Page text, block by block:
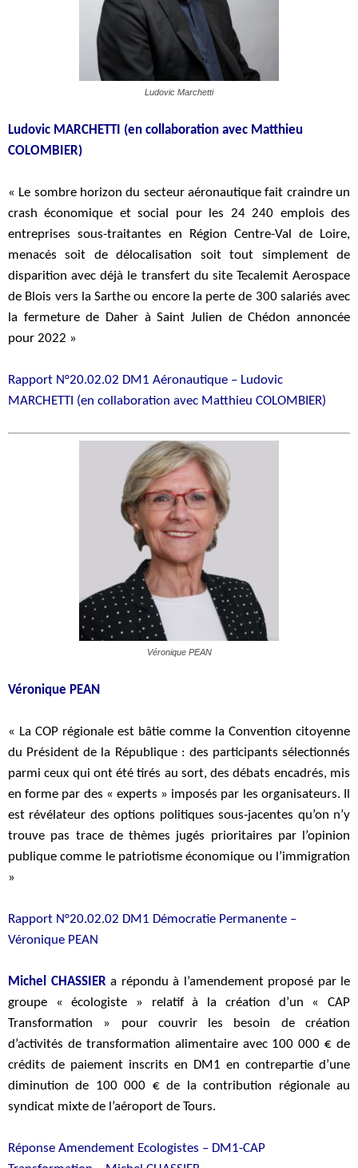
Ludovic Marchetti
Ludovic MARCHETTI (en collaboration avec Matthieu
COLOMBIER)
« Le sombre horizon du secteur aéronautique fait craindre un
crash économique et social pour les 24 240 emplois des
entreprises sous-traitantes en Région Centre-Val de Loire,
menacés soit de délocalisation soit tout simplement de
disparition avec déjà le transfert du site Tecalemit Aerospace
de Blois vers la Sarthe ou encore la perte de 300 salariés avec
la fermeture de Daher à Saint Julien de Chédon annoncée
pour 2022 »
Rapport N°20.02.02 DM1 Aéronautique – Ludovic
MARCHETTI (en collaboration avec Matthieu COLOMBIER)
Véronique PEAN
Véronique PEAN
« La COP régionale est bâtie comme la Convention citoyenne
du Président de la République : des participants sélectionnés
parmi ceux qui ont été tirés au sort, des débats encadrés, mis
en forme par des « experts » imposés par les organisateurs. Il
est révélateur des options politiques sous-jacentes qu’on n’y
trouve pas trace de thèmes jugés prioritaires par l’opinion
publique comme le patriotisme économique ou l’immigration
»
Rapport N°20.02.02 DM1 Démocratie Permanente –
Véronique PEAN
Michel CHASSIERa répondu à l’amendement proposé par le
groupe « écologiste » relatif à la création d’un « CAP
Transformation » pour couvrir les besoin de création
d’activités de transformation alimentaire avec 100 000 € de
crédits de paiement inscrits en DM1 en contrepartie d’une
diminution de 100 000 € de la contribution régionale au
syndicat mixte de l’aéroport de Tours.
Réponse Amendement Ecologistes – DM1-CAP